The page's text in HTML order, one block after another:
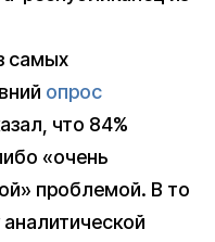
самых
опрос
что 84%
«очень
проблемой. В то